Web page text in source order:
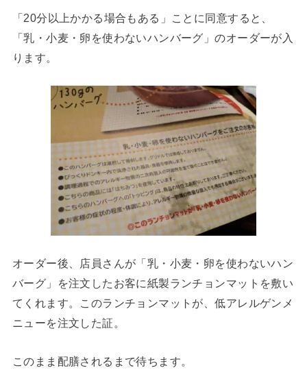
「20分以上かかる場合もある」ことに同意すると、
「乳・小麦・卵を使わないハンバーグ」のオーダーが入
ります。
オーダー後、店員さんが「乳・小麦・卵を使わないハン
バーグ」を注文したお客に紙製ランチョンマットを敷い
てくれます。このランチョンマットが、低アレルゲンメ
ニューを注文した証。
このまま配膳されるまで待ちます。